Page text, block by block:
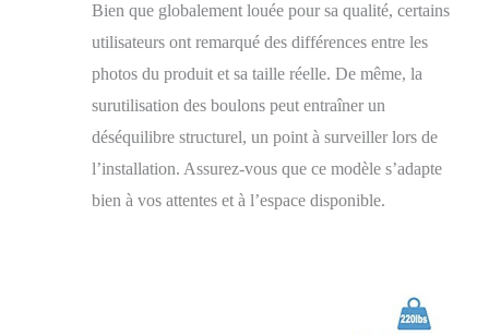
instructions de
montage (français
non garanti). En cas
n'hésitez pas à
contacter HomSof,
nous allons résoudre
votre problème pour
vous.
Bien que globalement louée pour sa qualité, certains
utilisateurs ont remarqué des différences entre les
photos du produit et sa taille réelle. De même, la
surutilisation des boulons peut entraîner un
déséquilibre structurel, un point à surveiller lors de
l’installation. Assurez-vous que ce modèle s’adapte
bien à vos attentes et à l’espace disponible.